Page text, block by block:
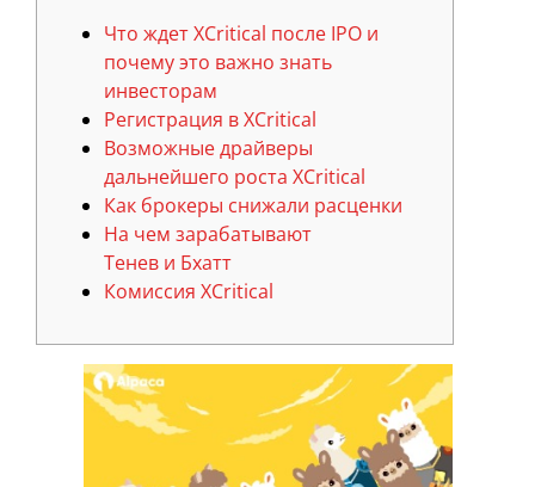
Что ждет XCritical после IPO и
почему это важно знать
инвесторам
Регистрация в XCritical
Возможные драйверы
дальнейшего роста XCritical
Как брокеры снижали расценки
На чем зарабатывают
Тенев и Бхатт
Комиссия XCritical